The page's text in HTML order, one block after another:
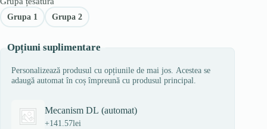
Grupa 1 Grupa 2
Opțiuni suplimentare
Personalizează produsul cu opțiunile de mai jos. Acestea se
adaugă automat în coș împreună cu produsul principal.
Mecanism DL (automat)
+141.57lei